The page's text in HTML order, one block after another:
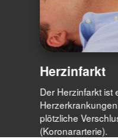
Herzinfarkt
Der Herzinfarkt ist
plötzliche
(Koronararterie).